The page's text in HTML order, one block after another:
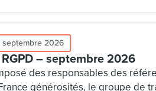
septembre 2026
RGPD – septembre 2026
des responsables des
générosités, le groupe de